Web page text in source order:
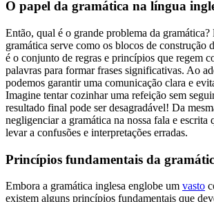
O papel da gramática na língua
Então, qual é o grande problema da gramática?
gramática serve como os blocos de construção
é o conjunto de regras e princípios que regem
palavras para formar frases significativas. Ao
podemos garantir uma comunicação clara e
Imagine tentar cozinhar uma refeição sem
resultado final pode ser desagradável! Da
negligenciar a gramática na nossa fala e escrita
levar a confusões e interpretações erradas.
Princípios fundamentais da
Embora a gramática inglesa englobe um vasto
existem alguns princípios fundamentais que